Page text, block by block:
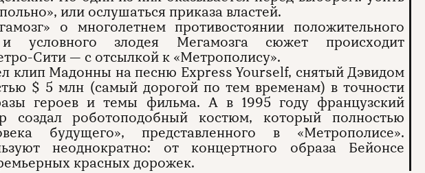
или ослушаться приказа властей.
о многолетнем противостоянии положительного
условного злодея Мегамозга сюжет происходит
Сити — с отсылкой к «Метрополису».
клип Мадонны на песню Express Yourself, снятый Дэвидом
$ 5 млн (самый дорогой по тем временам) в точности
героев и темы фильма. А в 1995 году французский
создал роботоподобный костюм, который полностью
будущего», представленного в «Метрополисе».
неоднократно: от концертного образа Бейонсе
красных дорожек.